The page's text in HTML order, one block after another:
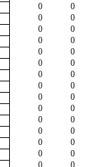
0
0
0
0
0
0
0
0
0
0
0
0
0
0
0
0
0
0
0
0
0
0
0
0
0
0
0
0
0
0